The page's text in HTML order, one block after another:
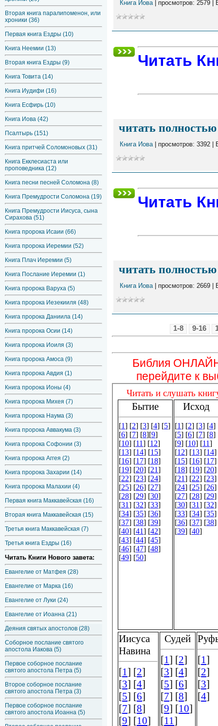
Вторая книга паралипоменон, или
хроники (36)
Первая книга Ездры (10)
Книга Неемии (13)
Вторая книга Ездры (9)
Книга Товита (14)
Книга Иудифи (16)
Книга Есфирь (10)
Книга Иова (42)
Псалтырь (151)
Книга притчей Соломоновых (31)
Книга Екклесиаста или
проповедника (12)
Книга песни песней Соломона (8)
Книга Премудрости Соломона (19)
Книга Премудрости Иисуса, сына
Сирахова (51)
Книга пророка Исаии (66)
Книга пророка Иеремии (52)
Книга Плач Иеремии (5)
Книга Послание Иеремии (1)
Книга пророка Варуха (5)
Книга пророка Иезекииля (48)
Книга пророка Даниила (14)
Книга пророка Осии (14)
Книга пророка Иоиля (3)
Книга пророка Амоса (9)
Книга пророка Авдия (1)
Книга пророка Ионы (4)
Книга пророка Михея (7)
Книга пророка Наума (3)
Книга пророка Аввакума (3)
Книга пророка Софонии (3)
Книга пророка Аггея (2)
Книга пророка Захарии (14)
Книга пророка Малахии (4)
Первая книга Маккавейская (16)
Вторая книга Маккавейская (15)
Третья книга Маккавейская (7)
Третья книга Ездры (16)
Читать Книги Нового завета:
Евангелие от Матфея (28)
Евангелие от Марка (16)
Евангелие от Луки (24)
Евангелие от Иоанна (21)
Деяния святых апостолов (28)
Соборное послание святого
апостола Иакова (5)
Первое соборное послание
святого апостола Петра (5)
Второе соборное послание
святого апостола Петра (3)
Первое соборное послание
святого апостола Иоанна (5)
Книга Иова | просмотров: 2579
Читать
читать
Книга Иова | просмотров: 3392
Читать
читать
Книга Иова | просмотров: 2669
1-8 9-16
Библия
перейдите к